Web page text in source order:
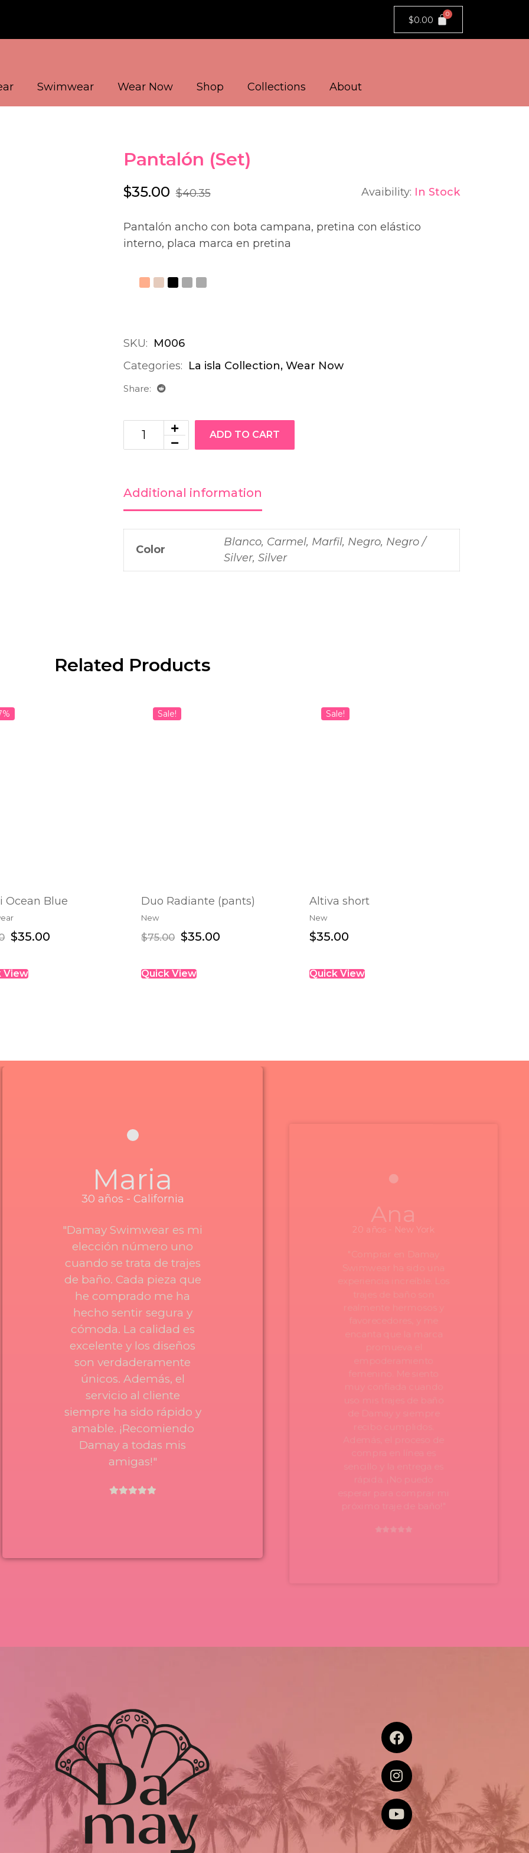
$0.00
Swimwear Wear Now Shop Collections About
Pantalón (Set)
$40.35
$35.00 Avaibility: In Stock
Pantalón ancho con bota campana, pretina con elástico
interno, placa marca en pretina
SKU: M006
Categories: La isla Collection, Wear Now
Share:
ADD TO CART
Additional information
Color
Blanco, Carmel, Marfil, Negro, Negro /
Silver, Silver
Related Products
Ocean Blue
$35.00
View
Sale!
Duo Radiante (pants)
New
$75.00 $35.00
Quick View
Sale!
Altiva short
New
$35.00
Quick View
Maria
30 años - California
"Damay Swimwear es mi
elección número uno
cuando se trata de trajes
de baño. Cada pieza que
he comprado me ha
hecho sentir segura y
cómoda. La calidad es
excelente y los diseños
son verdaderamente
únicos. Además, el
servicio al cliente
siempre ha sido rápido y
amable. ¡Recomiendo
Damay a todas mis
amigas!"
Ana
20 años - New York
"Comprar en Damay
Swimwear ha sido una
trajes de baño son
encanta que la marca
empoderamiento
muy confiada cuando
uso mis trajes de baño
de Damay y siempre
recibo cumplidos.
Además, el proceso de
sencillo y la entrega es
rápida. ¡No puedo
próximo traje de baño!"